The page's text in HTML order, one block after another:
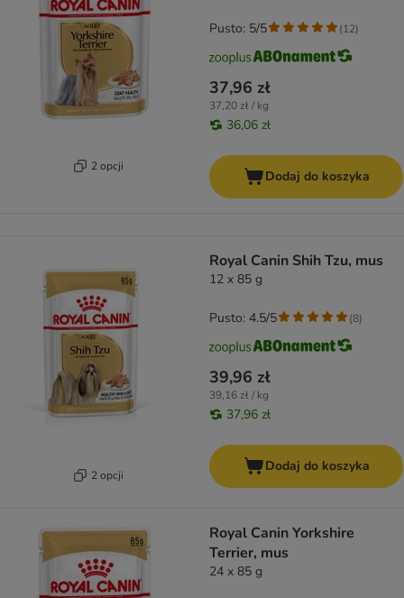
2 opcji
37,96 zł
37,20 zł / kg
36,06 zł
Pusto: 5/5 (12)
Dodaj do koszyka
2 opcji
Royal Canin Shih Tzu, mus
12 x 85 g
39,96 zł
39,16 zł / kg
37,96 zł
Pusto: 4.5/5 (8)
Dodaj do koszyka
Royal Canin Yorkshire
Terrier, mus
24 x 85 g